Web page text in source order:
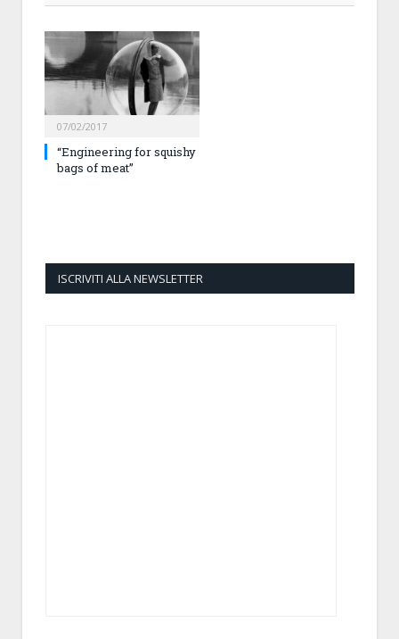
07/02/2017
“Engineering for squishy
bags of meat”
ISCRIVITI ALLA NEWSLETTER